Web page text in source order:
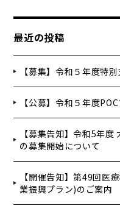
最近の投稿
【募集】令和５年度特
【公募】令和５年度
【募集告知】令和5年
の募集開始について
【開催告知】第49回医
業振興プラン)のご案内